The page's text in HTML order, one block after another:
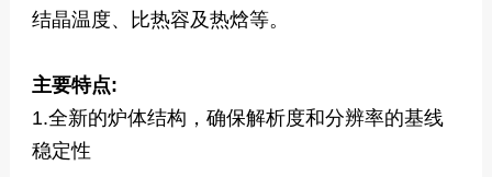
结晶温度、比热容及热焓等。
主要特点:
1.全新的炉体结构，确保解析度和分辨率的基线
稳定性